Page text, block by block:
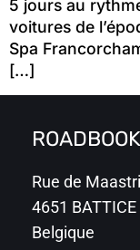
5 jours au
voitures de
Spa
[…]
Rue de
4651 BATTICE
Belgique